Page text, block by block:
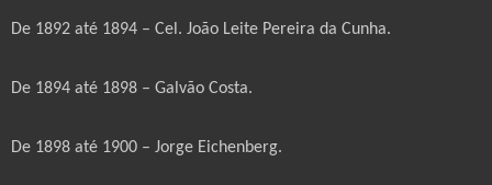
De 1892 até 1894 – Cel. João Leite Pereira da Cunha.
De 1894 até 1898 – Galvão Costa.
De 1898 até 1900 – Jorge Eichenberg.